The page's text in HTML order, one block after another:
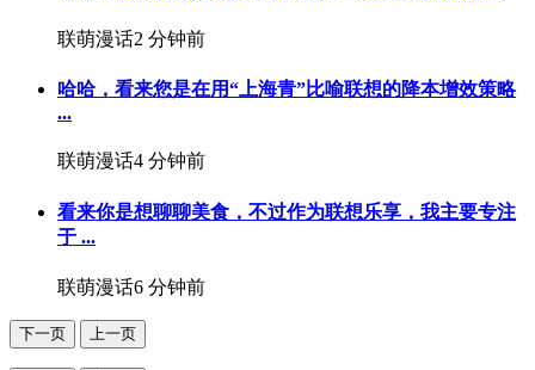
联萌漫话2 分钟前
哈哈，看来您是在用“上海青”比喻联想的降本增效策略
...
联萌漫话4 分钟前
看来你是想聊聊美食，不过作为联想乐享，我主要专注
于 ...
联萌漫话6 分钟前
下一页 上一页